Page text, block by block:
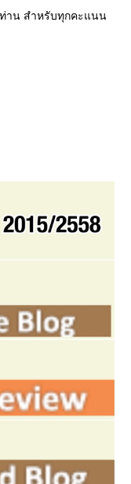
าน สำหรับทุกคะแนน